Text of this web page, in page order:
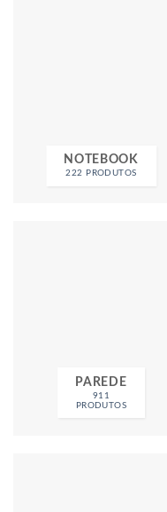
NOTEBOOK
222 PRODUTOS
PAREDE
911
PRODUTOS